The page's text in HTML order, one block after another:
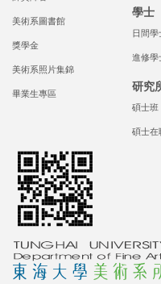
美術系圖書館
獎學金
美術系照片集錦
畢業生專區
學士
日間學
進修學
研究
碩士班
碩士在